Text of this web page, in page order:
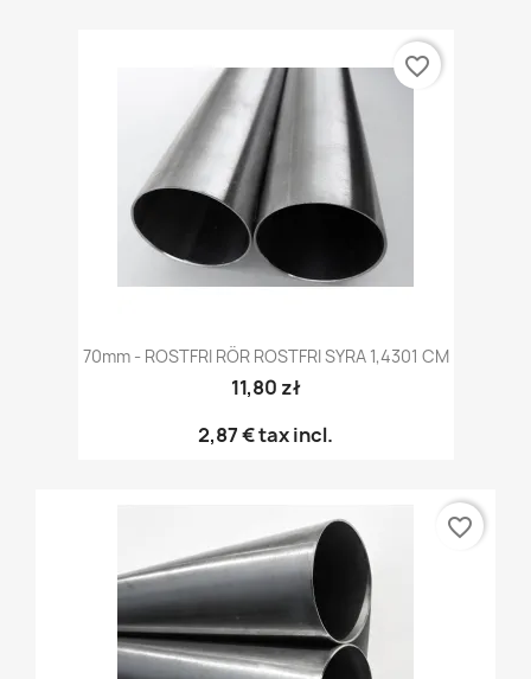
70mm - ROSTFRI RÖR ROSTFRI SYRA 1,4301 CM
11,80 zł
2,87 €tax incl.
favorite_border
favorite_border